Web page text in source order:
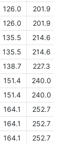
126.0 201.9
126.0 201.9
135.5 214.6
135.5 214.6
138.7 227.3
151.4 240.0
151.4 240.0
164.1 252.7
164.1 252.7
164.1 252.7